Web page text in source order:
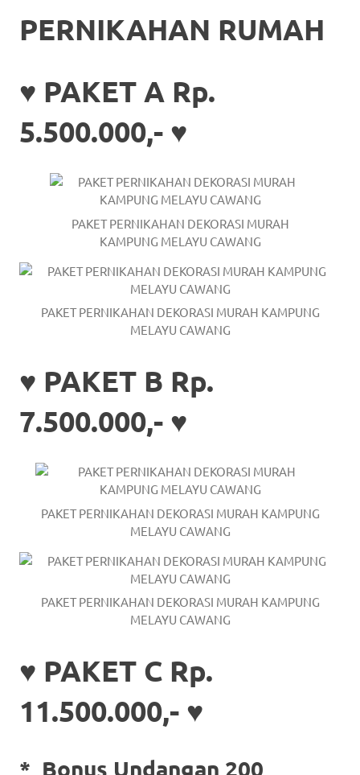
website
rolex.
content
imitation
https://www.gameswatches.com
good
luxury
watches.
men's
https://www.drugswatches.com
PERNIKAHAN RUMAH
♥ PAKET A Rp.
5.500.000,- ♥
PAKET PERNIKAHAN DEKORASI MURAH
KAMPUNG MELAYU CAWANG
PAKET PERNIKAHAN DEKORASI MURAH KAMPUNG
MELAYU CAWANG
♥ PAKET B Rp.
7.500.000,- ♥
PAKET PERNIKAHAN DEKORASI MURAH KAMPUNG
MELAYU CAWANG
PAKET PERNIKAHAN DEKORASI MURAH KAMPUNG
MELAYU CAWANG
♥ PAKET C Rp.
11.500.000,- ♥
* Bonus Undangan 200